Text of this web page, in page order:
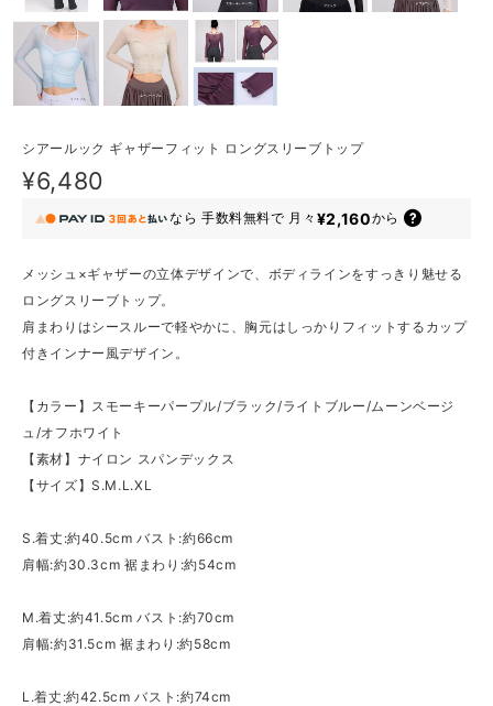
シアールック ギャザーフィット ロングスリーブトップ
¥6,480
なら 手数料無料で 月々 ¥2,160から
メッシュ×ギャザーの立体デザインで、ボディラインをすっきり魅せる
ロングスリーブトップ。
肩まわりはシースルーで軽やかに、胸元はしっかりフィットするカップ
付きインナー風デザイン。
【カラー】スモーキーパープル/ブラック/ライトブルー/ムーンベージ
ュ/オフホワイト
【素材】ナイロン スパンデックス
【サイズ】S.M.L.XL
S.着丈:約40.5cm バスト:約66cm
肩幅:約30.3cm 裾まわり:約54cm
M.着丈:約41.5cm バスト:約70cm
肩幅:約31.5cm 裾まわり:約58cm
L.着丈:約42.5cm バスト:約74cm